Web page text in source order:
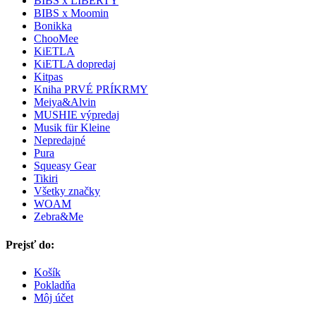
BIBS x Moomin
Bonikka
ChooMee
KiETLA
KiETLA dopredaj
Kitpas
Kniha PRVÉ PRÍKRMY
Meiya&Alvin
MUSHIE výpredaj
Musik für Kleine
Nepredajné
Pura
Squeasy Gear
Tikiri
Všetky značky
WOAM
Zebra&Me
Prejsť do:
Košík
Pokladňa
Môj účet